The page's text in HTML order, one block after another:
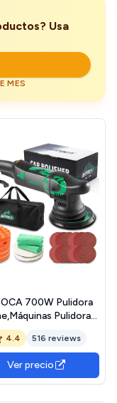
Usa
MES
700W Pulidora
Pulidoras
Pulidora
Suelos,6
y Encerar
Muebles(1000-
4.4 516 reviews
Ver precio